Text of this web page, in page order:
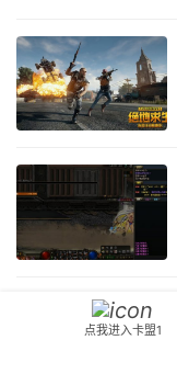
点我进入卡盟1